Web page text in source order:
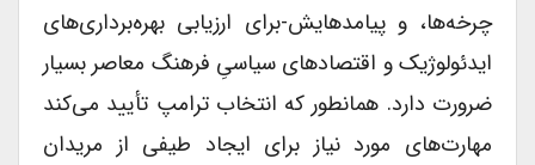
چرخه‌ها، و پیامدهایش-برای ارزیابی بهره‌برداری‌های
ایدئولوژیک و اقتصادهای سیاسیِ فرهنگ معاصر بسیار
ضرورت دارد. همانطور که انتخاب ترامپ تأیید می‌کند
مهارت‌های مورد نیاز برای ایجاد طیفی از مریدان